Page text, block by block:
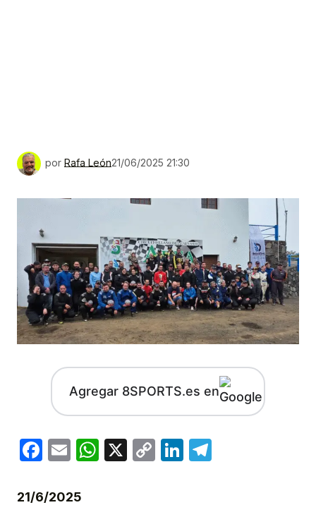
por Rafa León21/06/2025 21:30
Agregar 8SPORTS.es en
Facebook
EmailWhatsApp
X
CopyLinkedIn
21/6/2025